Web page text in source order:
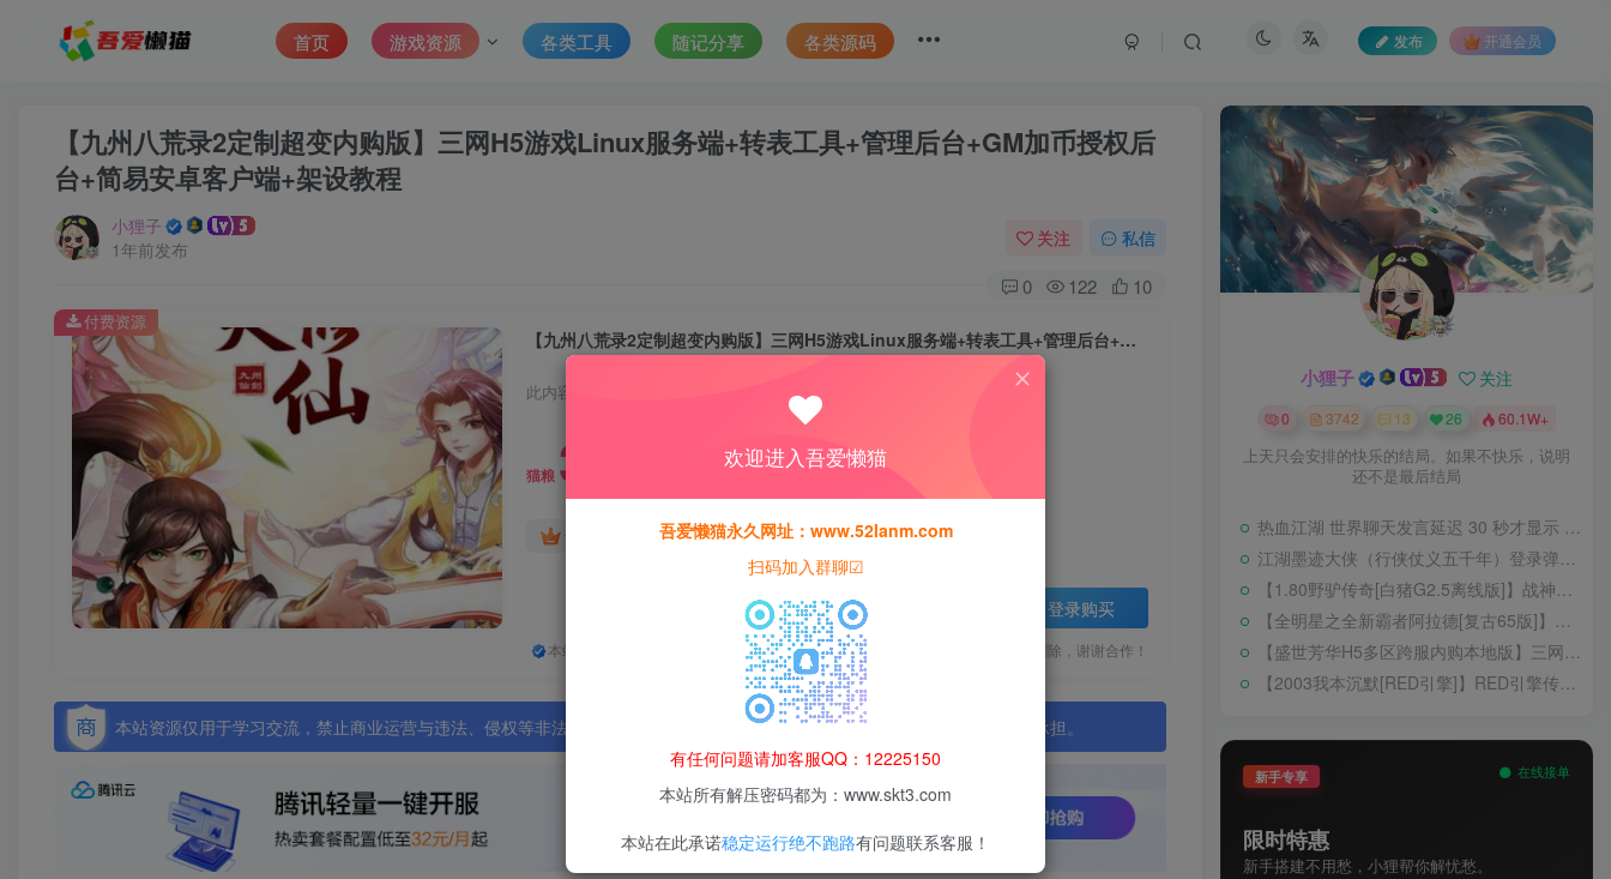
首页 游戏资源 各类工具 随记分享 各类源码 发布 开通会员
【九州八荒录2定制超变内购版】三网H5游戏Linux服务端+转表工具+管理后台+GM加币授权后
台+简易安卓客户端+架设教程
小狸子
1年前发布
关注 私信
0 122 10
【九州八荒录2定制超变内购版】三网H5游戏Linux服务端+转表工具+管理后台+GM加币授权后台+简易安卓客户端+架设教程
此内容为付费资源，请付费后查看
猫粮 30
黄金会员 15 钻石会员免费
登录购买
本站所有资源均为网络收集整理而来，仅供学习研究使用，请在下载后24h内删除，谢谢合作！
付费资源
本站资源仅用于学习交流，禁止商业运营与违法、侵权等非法行为；资源下载后请于 24 小时内删除，违规后果由使用者自行承担。
小狸子 关注
0 3742 13 26 60.1W+
上天只会安排的快乐的结局。如果不快乐，说明
还不是最后结局
热血江湖 世界聊天发言延迟 30 秒才显示 BUG 修复教程
江湖墨迹大侠（行侠仗义五千年）登录弹出 WELCOME 提示无法进游戏修复教程
【1.80野驴传奇[白猪G2.5离线版]】战神引擎WIN服务端+GM工具+充值后台+安卓+架设教程
【全明星之全新霸者阿拉德[复古65版]】横版闯关手游Linux服务端+配套表+WEB管理后台+GM授权后台+双端+架设教程
【盛世芳华H5多区跨服内购本地版】三网H5宫斗养成游戏Linux手工服务端+CDK授权后台+安卓+架设教程
【2003我本沉默[RED引擎]】RED引擎传奇手游WIN服务端+GM工具+安卓+架设教程
新手专享 在线接单
限时特惠
新手搭建不用愁，小狸帮你解忧愁。
欢迎进入吾爱懒猫
吾爱懒猫永久网址：www.52lanm.com
扫码加入群聊☑
有任何问题请加客服QQ：12225150
本站所有解压密码都为：www.skt3.com
本站在此承诺稳定运行绝不跑路有问题联系客服！